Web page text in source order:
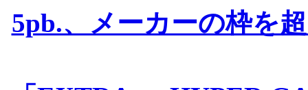
5pb.、メーカーの枠を